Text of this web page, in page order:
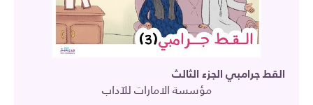
القط جرامبي الجزء الثالث
مؤسسة الامارات للآداب